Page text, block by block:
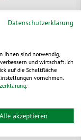
Sie mit
zum
Datenschutzerklärung
ihnen sind notwendig,
und wirtschaftlich
auf die Schaltfläche
vornehmen.
.
Alle akzeptieren